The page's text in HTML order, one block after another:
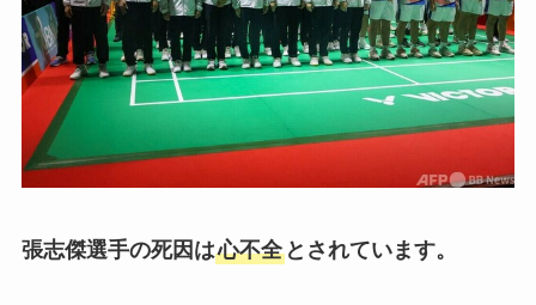
張志傑選手の死因は心不全とされています。